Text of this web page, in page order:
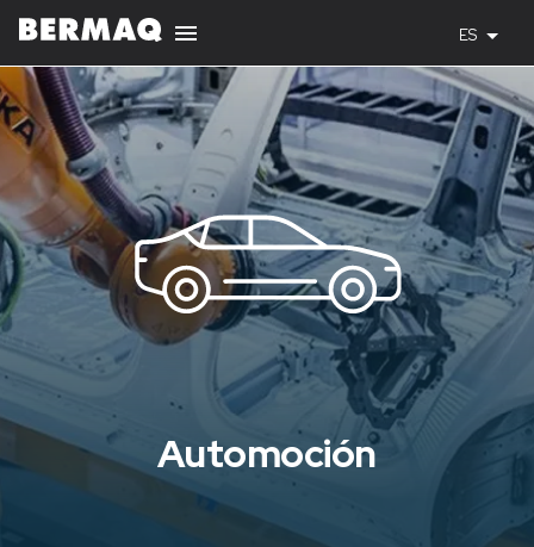
ES
Automoción